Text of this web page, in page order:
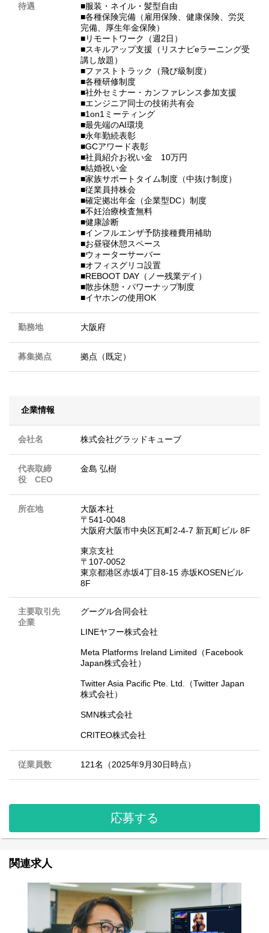
待遇
■服装・ネイル・髪型自由
■各種保険完備（雇用保険、健康保険、労災
完備、厚生年金保険）
■リモートワーク（週2日）
■スキルアップ支援（リスナビeラーニング受
講し放題）
■ファストトラック（飛び級制度）
■各種研修制度
■社外セミナー・カンファレンス参加支援
■エンジニア同士の技術共有会
■1on1ミーティング
■最先端のAI環境
■永年勤続表彰
■GCアワード表彰
■社員紹介お祝い金 10万円
■結婚祝い金
■家族サポートタイム制度（中抜け制度）
■従業員持株会
■確定拠出年金（企業型DC）制度
■不妊治療検査無料
■健康診断
■インフルエンザ予防接種費用補助
■お昼寝休憩スペース
■ウォーターサーバー
■オフィスグリコ設置
■REBOOT DAY（ノー残業デイ）
■散歩休憩・パワーナップ制度
■イヤホンの使用OK
勤務地 大阪府
募集拠点 拠点（既定）
企業情報
会社名 株式会社グラッドキューブ
代表取締
役 CEO
金島 弘樹
所在地
大阪本社
〒541-0048
大阪府大阪市中央区瓦町2-4-7 新瓦町ビル 8F
東京支社
〒107-0052
東京都港区赤坂4丁目8-15 赤坂KOSENビル
8F
主要取引先
企業
グーグル合同会社
LINEヤフー株式会社
Meta Platforms Ireland Limited（Facebook
Japan株式会社）
Twitter Asia Pacific Pte. Ltd.（Twitter Japan
株式会社）
SMN株式会社
CRITEO株式会社
従業員数 121名（2025年9月30日時点）
応募する
関連求人